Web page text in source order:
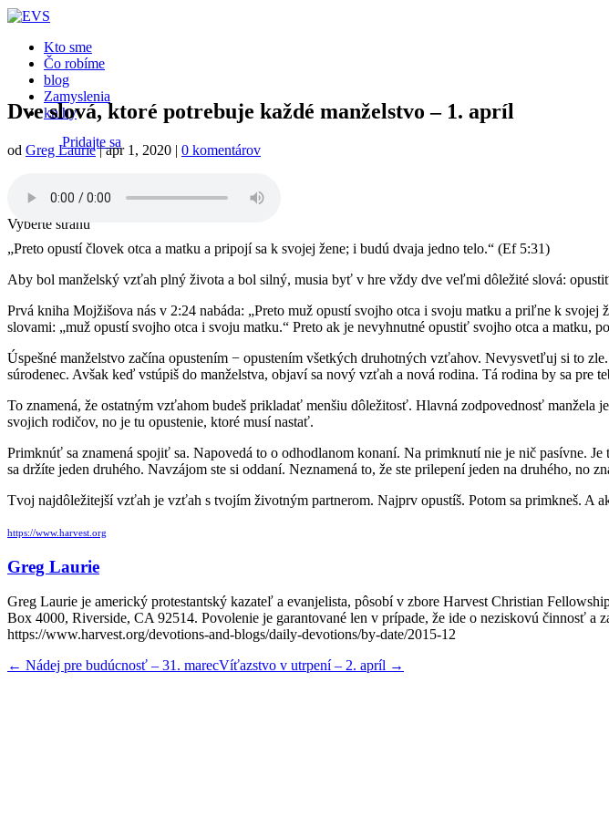
Kto sme
Čo robíme
blog
Zamyslenia
knihy
Pridajte sa
Podporte nás
Vyberte stranu
Dve slová, ktoré potrebuje každé manželstvo – 1. apríl
od Greg Laurie|apr 1, 2020 | 0 komentárov
„Preto opustí človek otca a matku a pripojí sa k svojej žene; i budú dvaja jedno telo.“ (Ef 5:31)
Aby bol manželský vzťah plný života a bol silný, musia byť v hre vždy dve veľmi dôležité slová:
Prvá kniha Mojžišova nás v 2:24 nabáda: „Preto muž opustí svojho otca i svoju matku a priľne k
slovami: „muž opustí svojho otca i svoju matku.“ Preto ak je nevyhnutné opustiť svojho otca a matku,
Úspešné manželstvo začína opustením − opustením všetkých druhotných vzťahov. Nevysvetľuj si to
súrodenec. Avšak keď vstúpiš do manželstva, objaví sa nový vzťah a nová rodina. Tá rodina by sa pre
To znamená, že ostatným vzťahom budeš prikladať menšiu dôležitosť. Hlavná zodpovednosť
svojich rodičov, no je tu opustenie, ktoré musí nastať.
Primknúť sa znamená spojiť sa. Napovedá to o odhodlanom konaní. Na primknutí nie je nič pasívne.
sa držíte jeden druhého. Navzájom ste si oddaní. Neznamená to, že ste prilepení jeden na druhého, no
Tvoj najdôležitejší vzťah je vzťah s tvojím životným partnerom. Najprv opustíš. Potom sa primkneš. A
https://www.harvest.org
Greg Laurie
Greg Laurie je americký protestantský kazateľ a evanjelista, pôsobí v zbore Harvest Christian
Box 4000, Riverside, CA 92514. Povolenie je garantované len v prípade, že ide o neziskovú činnosť
https://www.harvest.org/devotions-and-blogs/daily-devotions/by-date/2015-12
← Nádej pre budúcnosť – 31. marecVíťazstvo v utrpení – 2. apríl →